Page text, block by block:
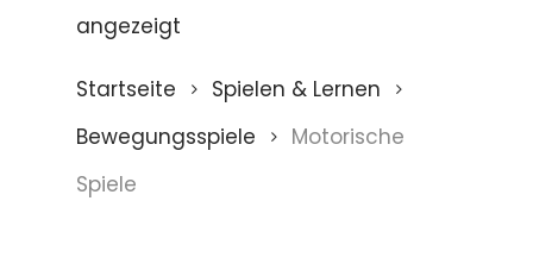
angezeigt
Startseite
Spielen & Lernen
Bewegungsspiele
Motorische
Spiele